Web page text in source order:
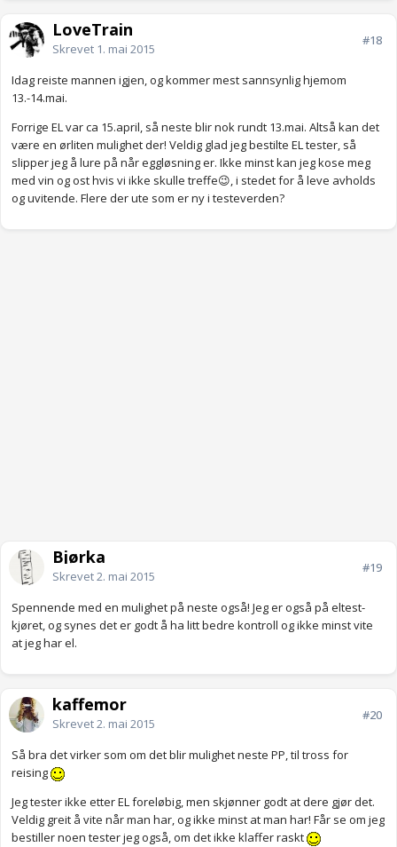
LoveTrain
Skrevet 1. mai 2015
#18
Idag reiste mannen igjen, og kommer mest sannsynlig hjemom
13.-14.mai.
Forrige EL var ca 15.april, så neste blir nok rundt 13.mai. Altså kan det
være en ørliten mulighet der! Veldig glad jeg bestilte EL tester, så
slipper jeg å lure på når eggløsning er. Ikke minst kan jeg kose meg
med vin og ost hvis vi ikke skulle treffe😉, i stedet for å leve avholds
og uvitende. Flere der ute som er ny i testeverden?
Bjørka
Skrevet2. mai 2015
#19
Spennende med en mulighet på neste også! Jeg er også på eltest-
kjøret, og synes det er godt å ha litt bedre kontroll og ikke minst vite
at jeg har el.
kaffemor
Skrevet2. mai 2015
#20
Så bra det virker som om det blir mulighet neste PP, til tross for
reising
Jeg tester ikke etter EL foreløbig, men skjønner godt at dere gjør det.
Veldig greit å vite når man har, og ikke minst at man har! Får se om jeg
bestiller noen tester jeg også, om det ikke klaffer raskt